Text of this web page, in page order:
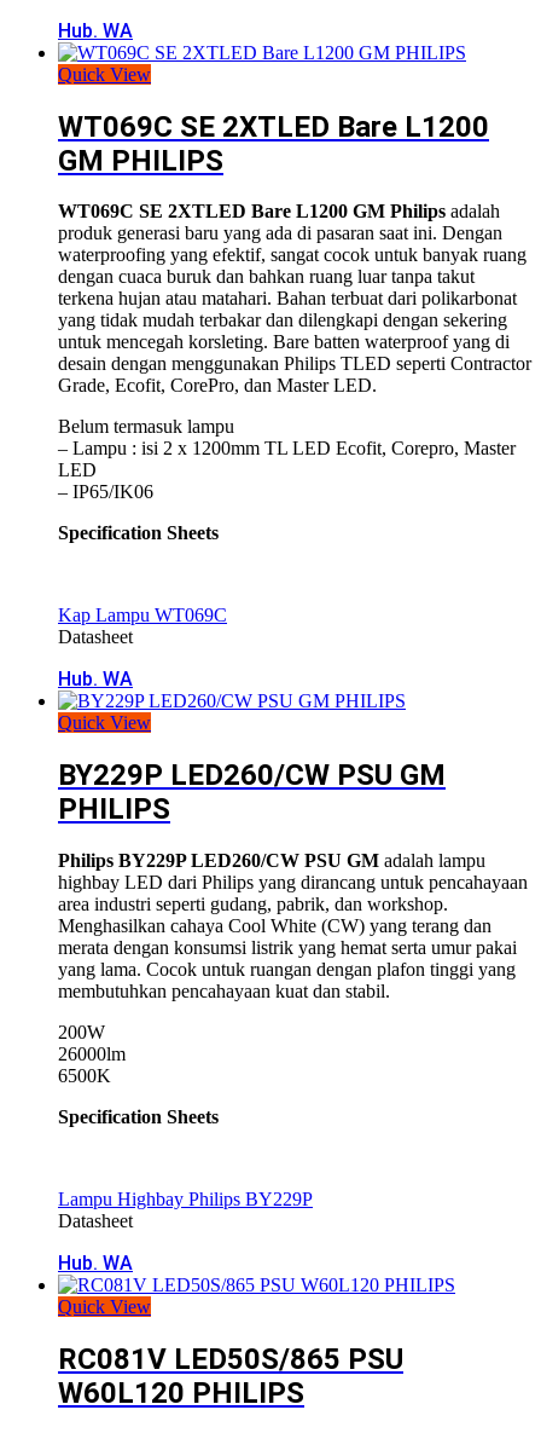
Hub. WA
Quick View
WT069C SE 2XTLED Bare L1200
GM PHILIPS
WT069C SE 2XTLED Bare L1200 GM Philips adalah
produk generasi baru yang ada di pasaran saat ini. Dengan
waterproofing yang efektif, sangat cocok untuk banyak ruang
dengan cuaca buruk dan bahkan ruang luar tanpa takut
terkena hujan atau matahari. Bahan terbuat dari polikarbonat
yang tidak mudah terbakar dan dilengkapi dengan sekering
untuk mencegah korsleting. Bare batten waterproof yang di
desain dengan menggunakan Philips TLED seperti Contractor
Grade, Ecofit, CorePro, dan Master LED.
Belum termasuk lampu
– Lampu : isi 2 x 1200mm TL LED Ecofit, Corepro, Master
LED
– IP65/IK06
Specification Sheets
Kap Lampu WT069C
Datasheet
Hub. WA
Quick View
BY229P LED260/CW PSU GM
PHILIPS
Philips BY229P LED260/CW PSU GM adalah lampu
highbay LED dari Philips yang dirancang untuk pencahayaan
area industri seperti gudang, pabrik, dan workshop.
Menghasilkan cahaya Cool White (CW) yang terang dan
merata dengan konsumsi listrik yang hemat serta umur pakai
yang lama. Cocok untuk ruangan dengan plafon tinggi yang
membutuhkan pencahayaan kuat dan stabil.
200W
26000lm
6500K
Specification Sheets
Lampu Highbay Philips BY229P
Datasheet
Hub. WA
Quick View
RC081V LED50S/865 PSU
W60L120 PHILIPS